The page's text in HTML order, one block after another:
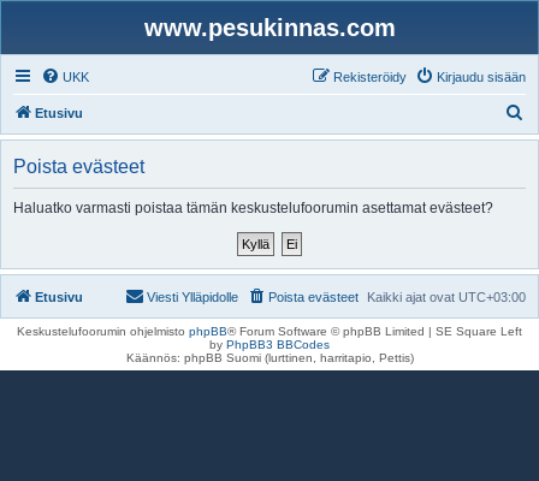
www.pesukinnas.com
UKK Kirjaudu sisään
Rekisteröidy
Etusivu
t
Poista evästeet
Haluatko varmasti poistaa tämän keskustelufoorumin asettamat evästeet?
Etusivu Kaikki ajat ovat UTC+03:00
Poista evästeet
Viesti Ylläpidolle
Keskustelufoorumin ohjelmisto phpBB® Forum Software © phpBB Limited | SE Square Left
by PhpBB3 BBCodes
Käännös: phpBB Suomi (lurttinen, harritapio, Pettis)